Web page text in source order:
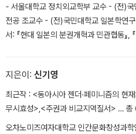
- 서울대학교 정치외교학부 교수 - (전)
전공 조교수 - (전)국민대학교 일본학연
서: 『현대 일본의 분권개혁과 민관협동』,
지은이: 신기영
최근작 : <동아시아 젠더·페미니즘의 현
무시효성>,<주권과 비교지역질서> … 총
오차노미즈여자대학교 인간문화창성과